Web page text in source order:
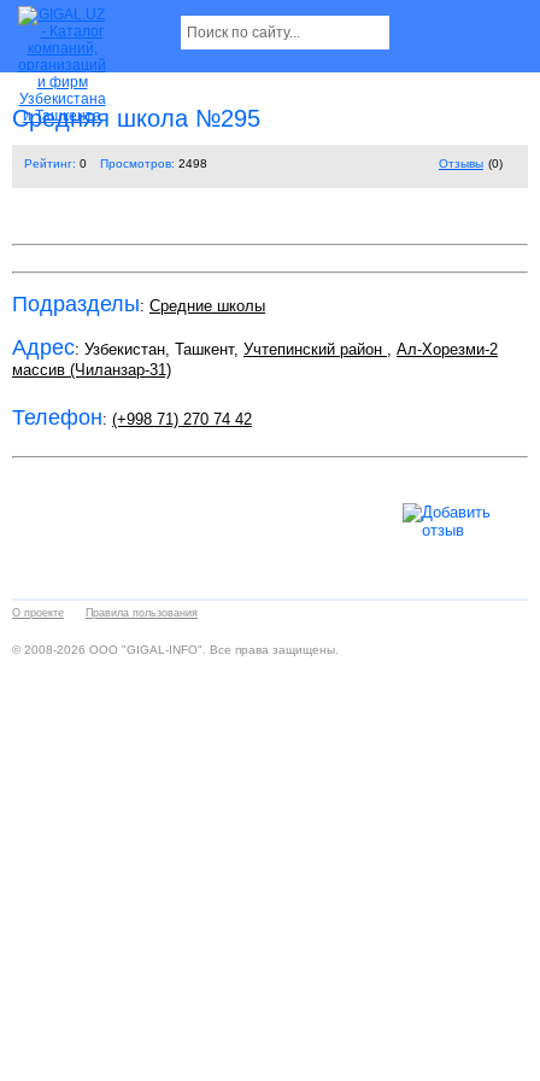
Средняя школа №295
Рейтинг: 0 Просмотров: 2498 Отзывы (0)
Подразделы: Средние школы
Адрес: Узбекистан, Ташкент, Учтепинский район , Ал-Хорезми-2
массив (Чиланзар-31)
Телефон: (+998 71) 270 74 42
О проекте Правила пользования
© 2008-2026 ООО "GIGAL-INFO". Все права защищены.